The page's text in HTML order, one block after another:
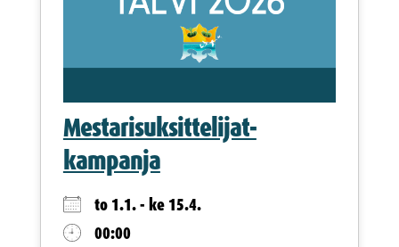
Mestarisuksittelijat-
kampanja
to 1.1. - ke 15.4.
00:00